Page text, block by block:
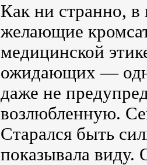
Как ни странно, в
желающие
медицинской
ожидающих ―
даже не
возлюбленную.
Старался быть
показывала виду.